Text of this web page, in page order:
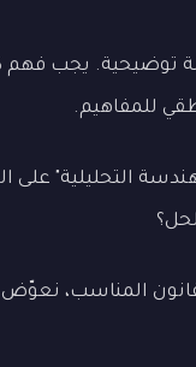
توضيحية. يجب فهم
للمفاهيم.
التحليلية" على
المناسب، نعوّض